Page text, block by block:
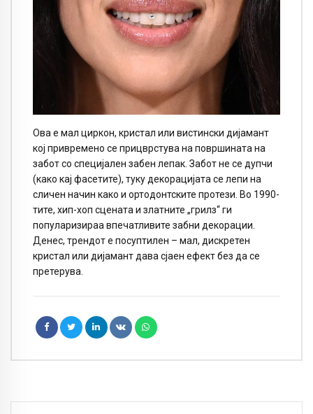
Ова е мал циркон, кристал или вистински дијамант
кој привремено се прицврстува на површината на
забот со специјален забен лепак. Забот не се дупчи
(како кај фасетите), туку декорацијата се лепи на
сличен начин како и ортодонтските протези. Во 1990-
тите, хип-хоп сцената и златните „грилз“ ги
популаризираа впечатливите забни декорации.
Денес, трендот е посуптилен – мал, дискретен
кристал или дијамант дава сјаен ефект без да се
претерува.